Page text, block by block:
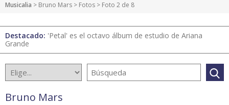
Musicalia > Bruno Mars > Fotos > Foto 2 de 8
Destacado: 'Petal' es el octavo álbum de estudio de Ariana
Grande
Bruno Mars